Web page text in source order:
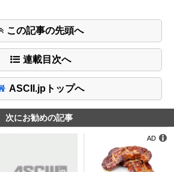
この記事の先頭へ
連載目次へ
ASCII.jpトップへ
次にお勧めの記事
AD